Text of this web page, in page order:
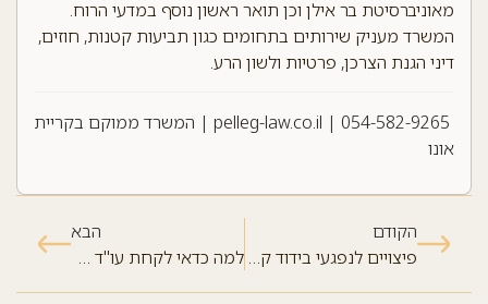
מאוניברסיטת בר אילן וכן תואר ראשון נוסף במדעי הרוח.
המשרד מעניק שירותים בתחומים כגון תביעות קטנות, חוזים,
דיני הגנת הצרכן, פרטיות ולשון הרע.
|
pelleg-law.co.il | המשרד ממוקם בקריית
אונו
הקודם
פיצויים לנפגעי בידוד קורונה
הבא
למה כדאי לקחת עו"ד לתביעות קטנות כשאפשר AI?